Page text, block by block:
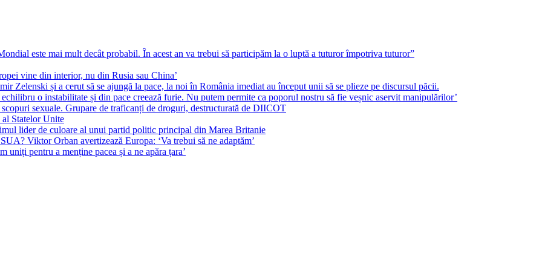
este mai mult decât probabil. În acest an va trebui să participăm la o luptă a tuturor împotriva tuturor”
vine din interior, nu din Rusia sau China’
și a cerut să se ajungă la pace, la noi în România imediat au început unii să se plieze pe discursul păcii.
o instabilitate și din pace creează furie. Nu putem permite ca poporul nostru să fie veșnic aservit manipulărilor’
sexuale. Grupare de traficanți de droguri, destructurată de DIICOT
al Statelor Unite
lider de culoare al unui partid politic principal din Marea Britanie
Viktor Orban avertizează Europa: ‘Va trebui să ne adaptăm’
pentru a menține pacea și a ne apăra țara’